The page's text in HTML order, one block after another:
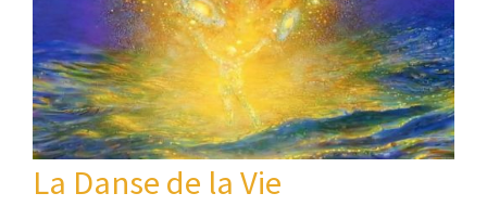
La Danse de la Vie